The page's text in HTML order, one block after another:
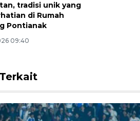
tradisi unik yang
di Rumah
Pontianak
09:40